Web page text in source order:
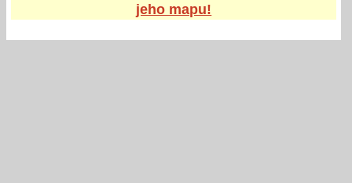
jeho mapu!